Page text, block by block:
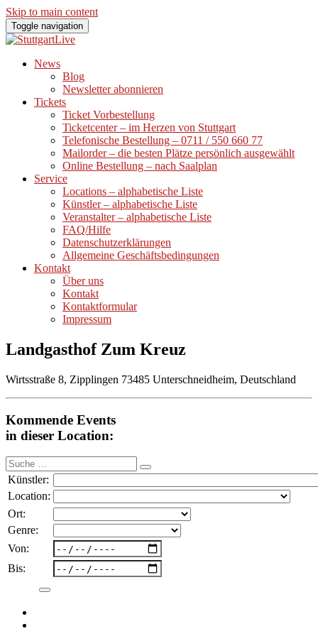
Skip to main content
Toggle navigation
News
Blog
Newsletter abonnieren
Tickets
Ticket Vorbestellung
Ticketcenter – im Herzen von Stuttgart
Telefonische Bestellung – 0711 / 550 660 77
Mailorder – die besten Plätze persönlich ausgewählt
Online Bestellung – nach Saalplan
Service
Locations – alphabetische Liste
Künstler – alphabetische Liste
Veranstalter – alphabetische Liste
FAQ/Hilfe
Datenschutzerklärungen
Allgemeine Geschäftsbedingungen
Kontakt
Über uns
Kontakt
Kontaktformular
Impressum
Landgasthof Zum Kreuz
Wirtsstraße 8, Zipplingen 73485 Unterschneidheim, Deutschland
Kommende Events
in dieser Location:
Suche
nach:
Künstler:
Location:
Ort:
Genre:
Von:
Bis: